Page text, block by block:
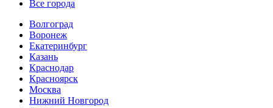
Все города
Волгоград
Воронеж
Екатеринбург
Казань
Краснодар
Красноярск
Москва
Нижний Новгород